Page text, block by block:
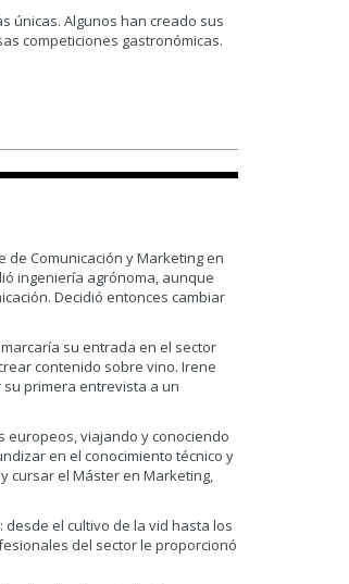
únicas. Algunos han creado sus
competiciones gastronómicas.
Comunicación y Marketing en
ingeniería agrónoma, aunque
Decidió entonces cambiar
su entrada en el sector
contenido sobre vino. Irene
primera entrevista a un
viajando y conociendo
en el conocimiento técnico y
cursar el Máster en Marketing,
el cultivo de la vid hasta los
del sector le proporcionó